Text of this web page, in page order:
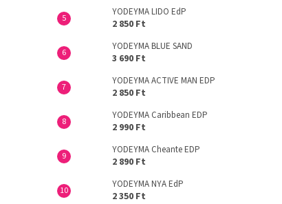
YODEYMA LIDO EdP
2 850 Ft
YODEYMA BLUE SAND
3 690 Ft
YODEYMA ACTIVE MAN EDP
2 850 Ft
YODEYMA Caribbean EDP
2 990 Ft
YODEYMA Cheante EDP
2 890 Ft
YODEYMA NYA EdP
2 350 Ft